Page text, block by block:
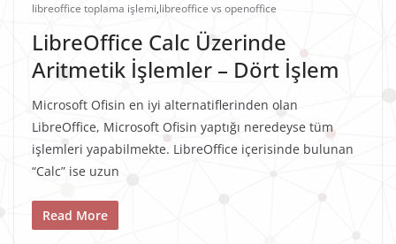
libreoffice toplama işlemi,libreoffice vs openoffice
LibreOffice Calc Üzerinde
Aritmetik İşlemler – Dört İşlem
Microsoft Ofisin en iyi alternatiflerinden olan
LibreOffice, Microsoft Ofisin yaptığı neredeyse tüm
işlemleri yapabilmekte. LibreOffice içerisinde bulunan
“Calc” ise uzun
Read More